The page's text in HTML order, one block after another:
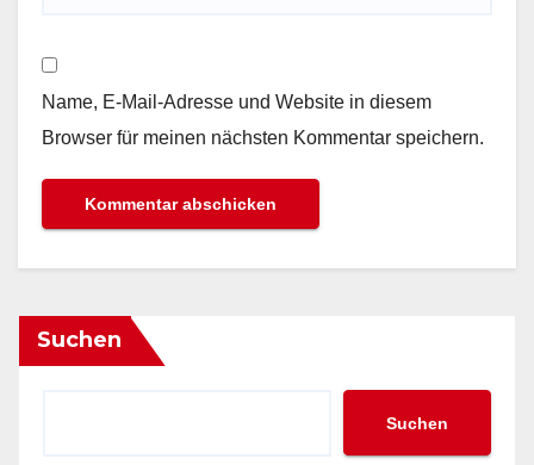
Name, E-Mail-Adresse und Website in diesem
Browser für meinen nächsten Kommentar speichern.
Suchen
Suchen